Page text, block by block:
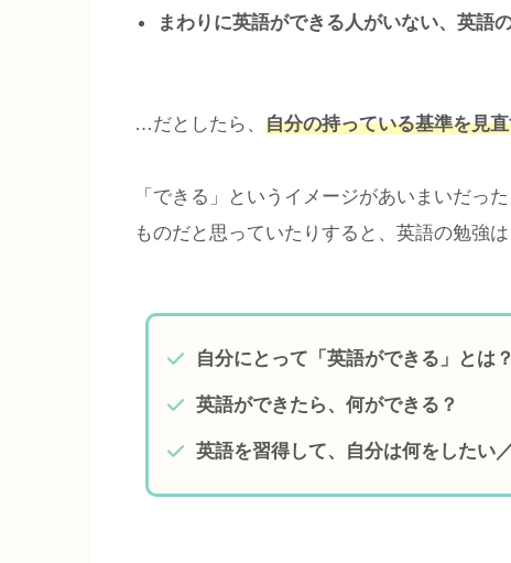
まわりに英語ができる人がいない、英語
…だとしたら、 自分の持っている基準を見
「できる」というイメージがあいまいだっ
ものだと思っていたりすると、英語の勉強
自分にとって「英語ができる」とは？
英語ができたら、何ができる？
英語を習得して、自分は何をしたい